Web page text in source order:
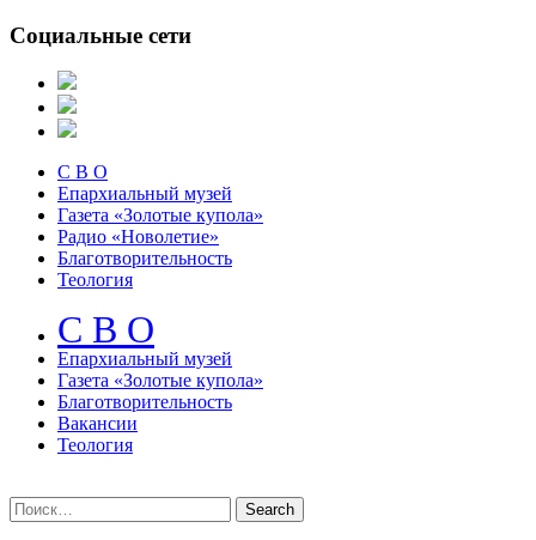
Социальные сети
С В О
Епархиальный музей
Газета «Золотые купола»
Радио «Новолетие»
Благотворительность
Теология
С В О
Епархиальный музeй
Газета «Золотые купола»
Благотворительность
Вакансии
Теология